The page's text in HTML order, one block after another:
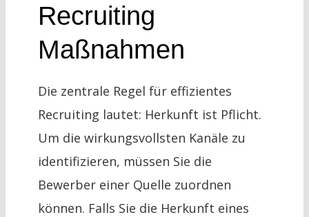
Recruiting
Maßnahmen
Die zentrale Regel für effizientes
Recruiting lautet: Herkunft ist Pflicht.
Um die wirkungsvollsten Kanäle zu
identifizieren, müssen Sie die
Bewerber einer Quelle zuordnen
können. Falls Sie die Herkunft eines